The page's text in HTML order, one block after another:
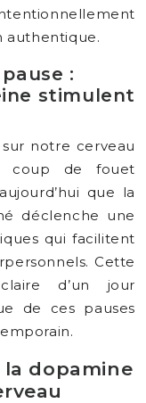
authentique.
:
stimulent
notre cerveau
coup de fouet
que la
déclenche une
qui facilitent
Cette
d’un jour
de ces pauses
la dopamine